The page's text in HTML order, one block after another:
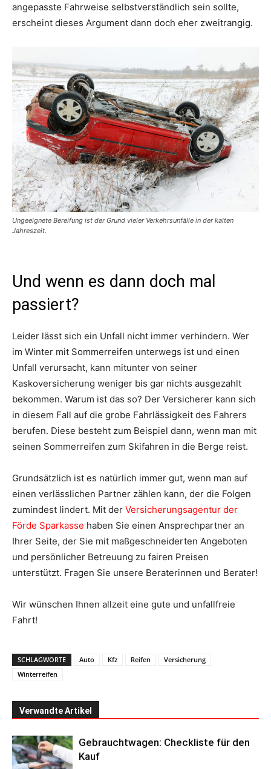
angepasste Fahrweise selbstverständlich sein sollte,
erscheint dieses Argument dann doch eher zweitrangig.
Ungeeignete Bereifung ist der Grund vieler Verkehrsunfälle in der kalten
Jahreszeit.
Und wenn es dann doch mal
passiert?
Leider lässt sich ein Unfall nicht immer verhindern. Wer
im Winter mit Sommerreifen unterwegs ist und einen
Unfall verursacht, kann mitunter von seiner
Kaskoversicherung weniger bis gar nichts ausgezahlt
bekommen. Warum ist das so? Der Versicherer kann sich
in diesem Fall auf die grobe Fahrlässigkeit des Fahrers
berufen. Diese besteht zum Beispiel dann, wenn man mit
seinen Sommerreifen zum Skifahren in die Berge reist.
Grundsätzlich ist es natürlich immer gut, wenn man auf
einen verlässlichen Partner zählen kann, der die Folgen
zumindest lindert. Mit der Versicherungsagentur der
Förde Sparkasse haben Sie einen Ansprechpartner an
Ihrer Seite, der Sie mit maßgeschneiderten Angeboten
und persönlicher Betreuung zu fairen Preisen
unterstützt. Fragen Sie unsere Beraterinnen und Berater!
Wir wünschen Ihnen allzeit eine gute und unfallfreie
Fahrt!
SCHLAGWORTE Auto Kfz Reifen
Versicherung
Winterreifen
Verwandte Artikel
Gebrauchtwagen: Checkliste für den
Kauf